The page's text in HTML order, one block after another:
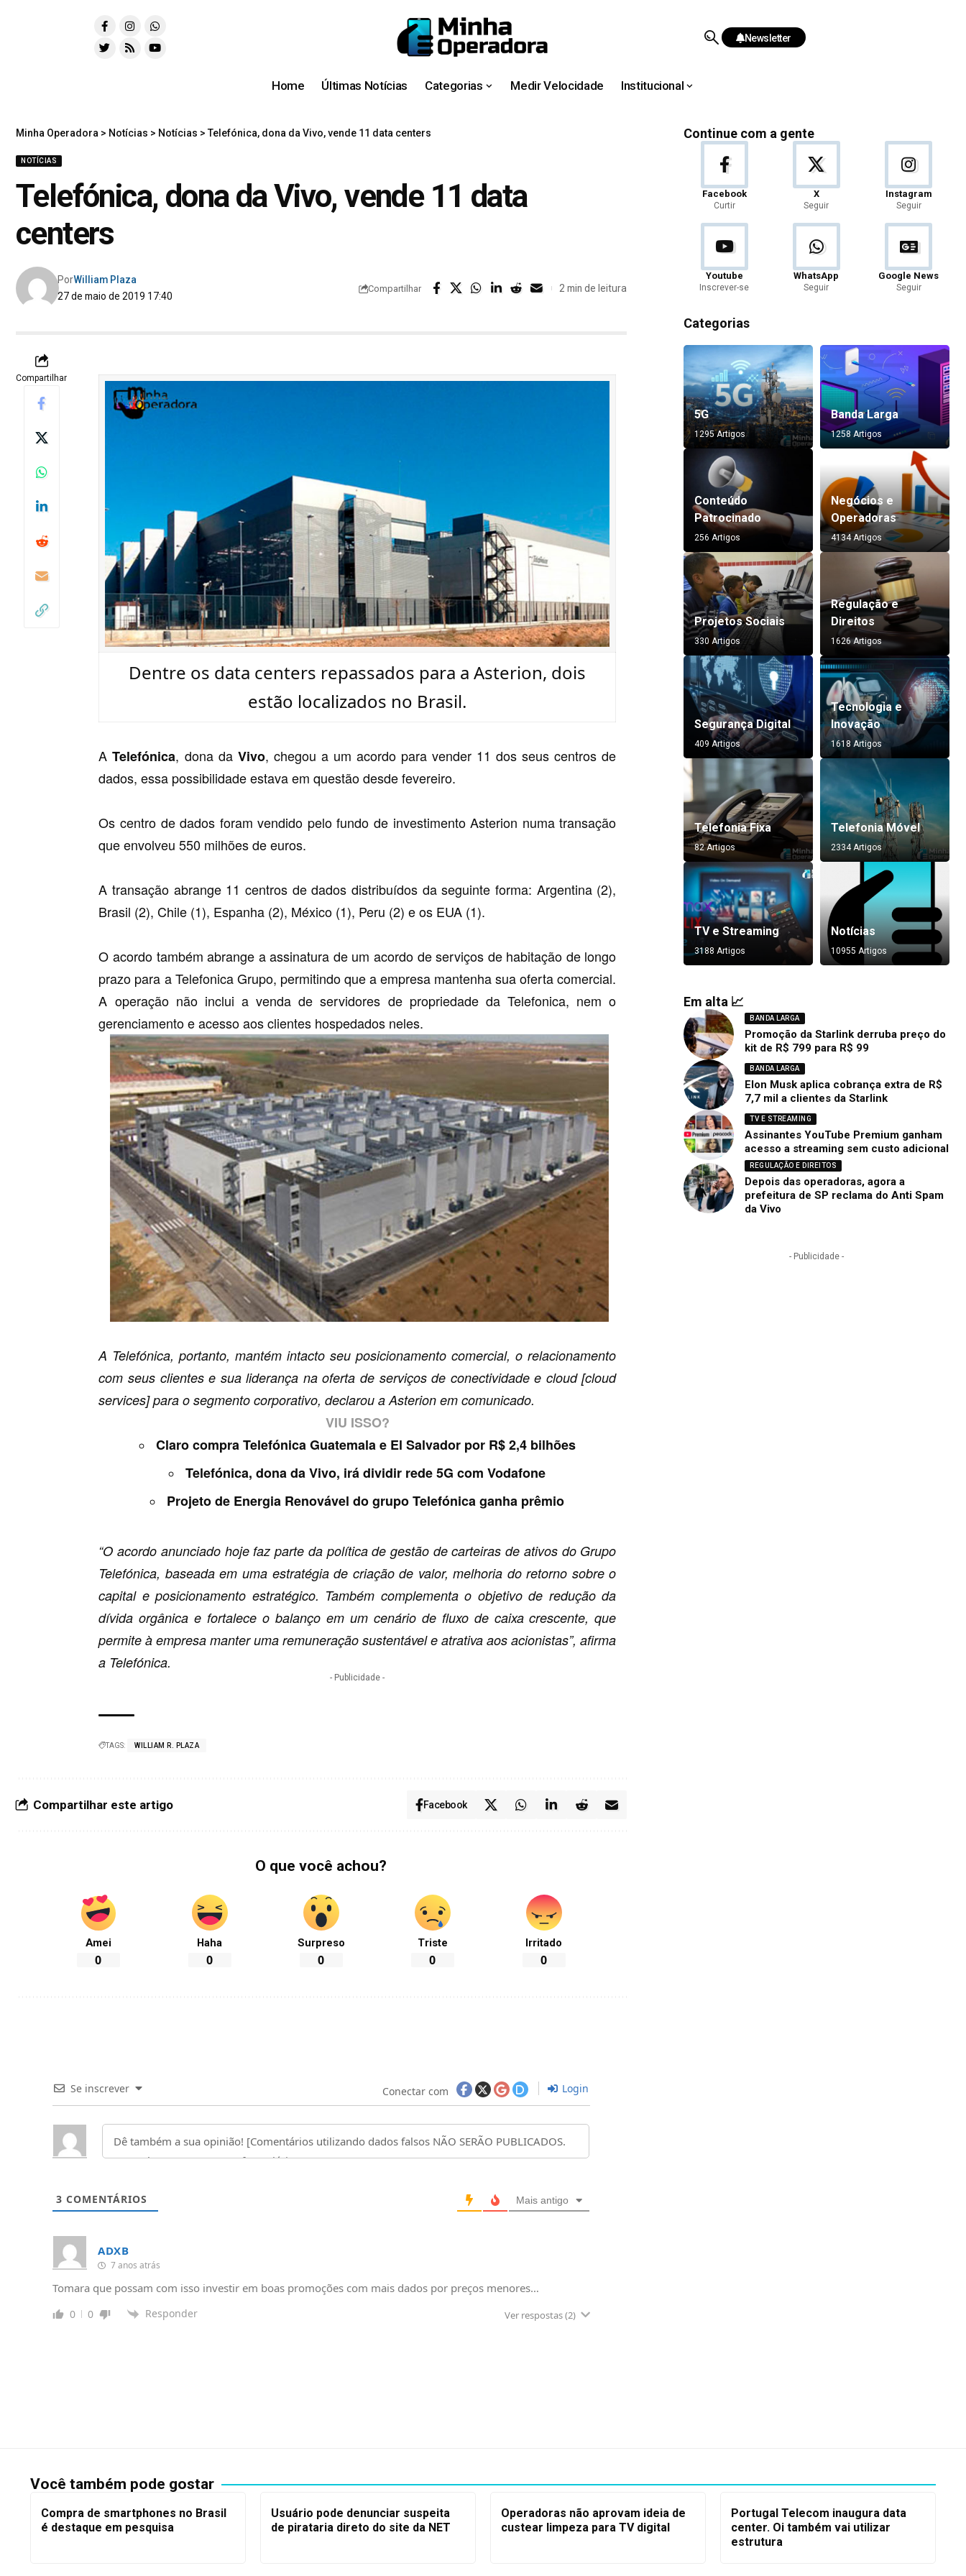
Newsletter
Home Últimas Notícias Categorias Medir Velocidade Institucional
Minha Operadora > Notícias > Notícias > Telefónica, dona da Vivo, vende 11 data centers
NOTÍCIAS
Telefónica, dona da Vivo, vende 11 data
centers
27 de maio de 2019 17:40
PorWilliam Plaza
Compartilhar 2 min de leitura
Compartilhar
Dentre os data centers repassados para a Asterion, dois
estão localizados no Brasil.
ATelefónica, dona da Vivo, chegou a um acordo para vender 11 dos seus centros de
dados, essa possibilidade estava em questão desde fevereiro.
Os centro de dados foram vendido pelo fundo de investimento Asterion numa transação
que envolveu 550 milhões de euros.
A transação abrange 11 centros de dados distribuídos da seguinte forma: Argentina (2),
Brasil (2), Chile (1), Espanha (2), México (1), Peru (2) e os EUA (1).
O acordo também abrange a assinatura de um acordo de serviços de habitação de longo
prazo para a Telefonica Grupo, permitindo que a empresa mantenha sua oferta comercial.
A operação não inclui a venda de servidores de propriedade da Telefonica, nem o
gerenciamento e acesso aos clientes hospedados neles.
A Telefónica, portanto, mantém intacto seu posicionamento comercial, o relacionamento
com seus clientes e sua liderança na oferta de serviços de conectividade e cloud [cloud
services] para o segmento corporativo, declarou a Asterion em comunicado.
VIU ISSO?
Claro compra Telefónica Guatemala e El Salvador por R$ 2,4 bilhões
Telefónica, dona da Vivo, irá dividir rede 5G com Vodafone
Projeto de Energia Renovável do grupo Telefónica ganha prêmio
“O acordo anunciado hoje faz parte da política de gestão de carteiras de ativos do Grupo
Telefónica, baseada em uma estratégia de criação de valor, melhoria do retorno sobre o
capital e posicionamento estratégico. Também complementa o objetivo de redução da
dívida orgânica e fortalece o balanço em um cenário de fluxo de caixa crescente, que
permite à empresa manter uma remuneração sustentável e atrativa aos acionistas”, afirma
a Telefónica.
- Publicidade -
TAGS: WILLIAM R. PLAZA
Compartilhar este artigo Facebook
O que você achou?
Amei
0
Haha
0
Surpreso
0
Triste
0
Irritado
0
Se inscrever Conectar com Login
3 COMENTÁRIOS Mais antigo
ADXB
7 anos atrás
Tomara que possam com isso investir em boas promoções com mais dados por preços menores…
0 0 Responder Ver respostas(2)
Continue com a gente
Facebook
Curtir
X
Seguir
Instagram
Seguir
Youtube
Inscrever-se
WhatsApp
Seguir
Google News
Seguir
Categorias
5G
1295 Artigos
Banda Larga
1258 Artigos
Conteúdo
Patrocinado
256 Artigos
Negócios e
Operadoras
4134 Artigos
Projetos Sociais
330 Artigos
Regulação e
Direitos
1626 Artigos
Segurança Digital
409 Artigos
Tecnologia e
Inovação
1618 Artigos
Telefonia Fixa
82 Artigos
Telefonia Móvel
2334 Artigos
TV e Streaming
3188 Artigos
Notícias
10955 Artigos
Em alta 📈
BANDA LARGA
Promoção da Starlink derruba preço do
kit de R$ 799 para R$ 99
BANDA LARGA
Elon Musk aplica cobrança extra de R$
7,7 mil a clientes da Starlink
TV E STREAMING
Assinantes YouTube Premium ganham
acesso a streaming sem custo adicional
REGULAÇÃO E DIREITOS
Depois das operadoras, agora a
prefeitura de SP reclama do Anti Spam
da Vivo
- Publicidade -
Você também pode gostar
Compra de smartphones no Brasil
é destaque em pesquisa
Usuário pode denunciar suspeita
de pirataria direto do site da NET
Operadoras não aprovam ideia de
custear limpeza para TV digital
Portugal Telecom inaugura data
center. Oi também vai utilizar
estrutura